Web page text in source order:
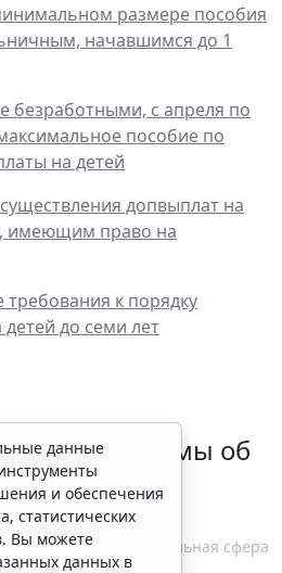
размере пособия
начавшимся до 1
безработными, с апреля по
пособие по
на детей
допвыплат на
имеющим право на
к порядку
до семи лет
нормы об
препаратов
Социальная сфера
данные
и обеспечения
статистических
Вы можете
данных в